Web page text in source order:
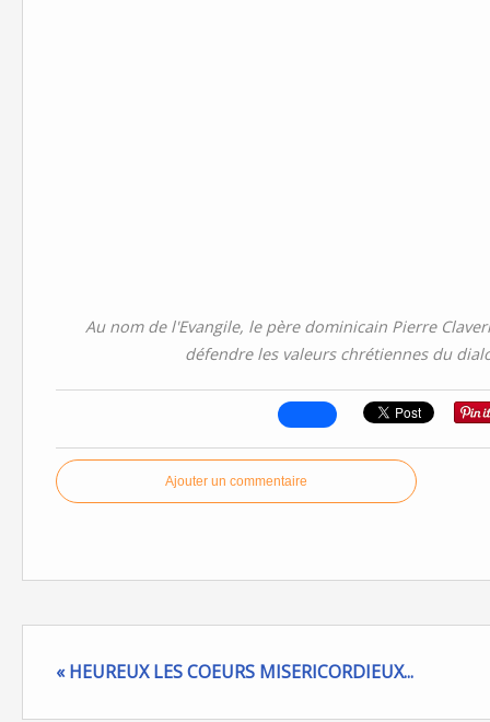
Au nom de l'Evangile, le père dominicain Pierre
défendre les valeurs chrétiennes du
Ajouter un commentaire
« HEUREUX LES COEURS MISERICORDIEUX...